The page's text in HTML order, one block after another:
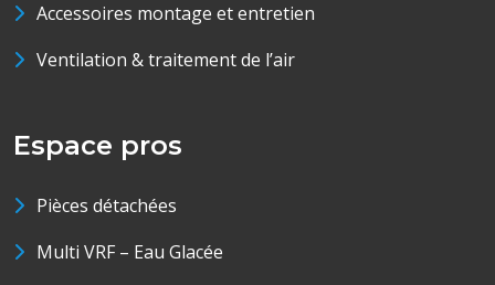
Accessoires montage et entretien
Ventilation & traitement de l’air
Espace pros
Pièces détachées
Multi VRF – Eau Glacée